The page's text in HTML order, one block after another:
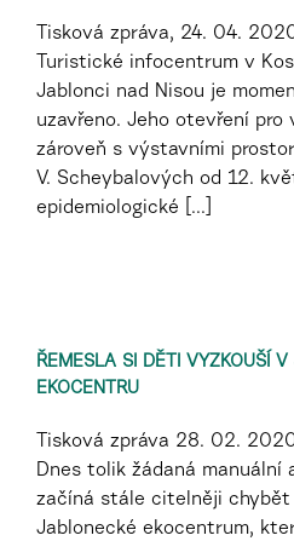
Tisková zpráva, 24. 04.
Turistické infocentrum v
Jablonci nad Nisou je
uzavřeno. Jeho otevření pro
zároveň s výstavními
V. Scheybalových od 12.
epidemiologické [...]
ŘEMESLA SI DĚTI VYZKOUŠÍ
EKOCENTRU
Tisková zpráva 28. 02.
Dnes tolik žádaná manuální
začíná stále citelněji chybět
Jablonecké ekocentrum,